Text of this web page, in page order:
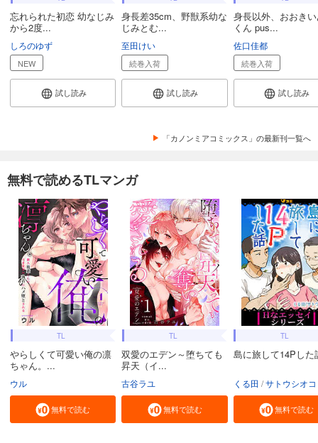
忘れられた初恋 幼なじみ
から2度...
しろのゆず
NEW
試し読み
身長差35cm、野獣系幼な
じみとむ...
至田けい
続巻入荷
試し読み
身長以外、おおき
くん pus...
佐口佳都
続巻入荷
試し読み
「カノンミアコミックス」の最新刊一覧へ
無料で読めるTLマンガ
TL
やらしくて可愛い俺の凛
ちゃん。...
ウル
無料で読む
TL
双愛のエデン～堕ちても
昇天（イ...
古谷ラユ
無料で読む
TL
島に旅して14Pした
くる田 サトウシオコ
無料で読む